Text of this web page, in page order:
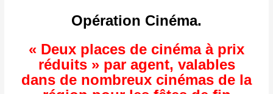
Opération Cinéma.
« Deux places de cinéma à prix
réduits » par agent, valables
dans de nombreux cinémas de la